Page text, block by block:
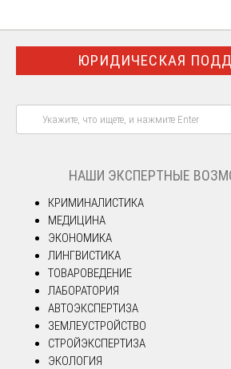
ЮРИДИЧЕСКАЯ
НАШИ ЭКСПЕРТНЫЕ
КРИМИНАЛИСТИКА
МЕДИЦИНА
ЭКОНОМИКА
ЛИНГВИСТИКА
ТОВАРОВЕДЕНИЕ
ЛАБОРАТОРИЯ
АВТОЭКСПЕРТИЗА
ЗЕМЛЕУСТРОЙСТВО
СТРОЙЭКСПЕРТИЗА
ЭКОЛОГИЯ